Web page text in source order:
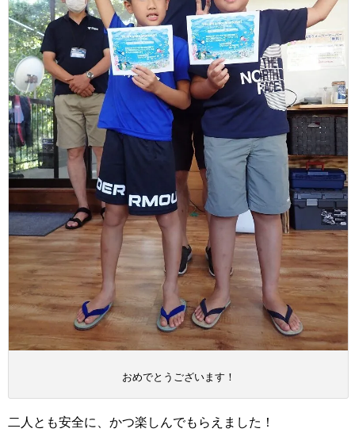
おめでとうございます！
二人とも安全に、かつ楽しんでもらえました！